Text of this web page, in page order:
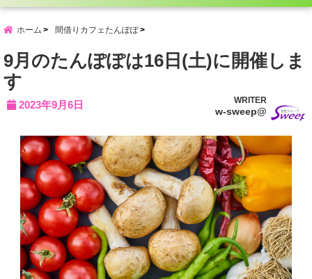
ホーム 間借りカフェたんぽぽ
9月のたんぽぽは16日(土)に開催しま
す
2023年9月6日 WRITER
w-sweep@